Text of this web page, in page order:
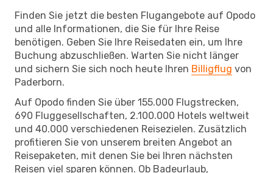
Finden Sie jetzt die besten Flugangebote auf Opodo
und alle Informationen, die Sie für Ihre Reise
benötigen. Geben Sie Ihre Reisedaten ein, um Ihre
Buchung abzuschließen. Warten Sie nicht länger
und sichern Sie sich noch heute Ihren Billigflug von
Paderborn.
Auf Opodo finden Sie über 155.000 Flugstrecken,
690 Fluggesellschaften, 2.100.000 Hotels weltweit
und 40.000 verschiedenen Reisezielen. Zusätzlich
profitieren Sie von unserem breiten Angebot an
Reisepaketen, mit denen Sie bei Ihren nächsten
Reisen viel sparen können. Ob Badeurlaub,